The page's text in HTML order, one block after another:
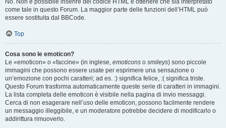
No. Non è possibile inserire del codice HTML e ottenere che sia interpretato
come tale in questo Forum. La maggior parte delle funzioni dell’HTML può
essere sostituita dal BBCode.
Top
Cosa sono le emoticon?
Le «emoticon» o «faccine» (in inglese, emoticons o smileys) sono piccole
immagini che possono essere usate per esprimere una sensazione o
un’emozione con pochi caratteri; ad es. :) significa felice, :( significa triste.
Questo Forum trasforma automaticamente queste serie di caratteri in immagini.
La lista completa delle emoticon è visibile nella pagina di invio messaggi.
Cerca di non esagerare nell’uso delle emoticon, possono facilmente rendere
un messaggio illeggibile, e un moderatore potrebbe decidere di modificarlo o
addirittura rimuoverlo.